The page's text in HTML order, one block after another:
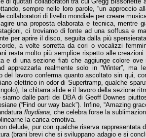
sempre nelle loro parole, “un approccio
collaboratori di livello mondiale per creare
una proposta elaborata e tecnica, mentre
ci troviamo di fonte ad una soffusa e
per aprire il disco, seguita dalla più
a volte sorretta da cori o vocalizzi
resta molto più semplice rispetto alle
e di una sezione fiati che aggiunge colore
apprezzarla realmente solo in “Winter”, ma
lavoro conferma quanto ascoltato sin qui,
elettrico in odor di Supertramp, qualche
la chitarra slide e il lavoro della sezione
dalle parti dei DBA di Geoff Downes
(“Find our way back”). Infine, “Amazing
floydiana, che celebra forse la
la carica emotiva.
delude, pur con qualche riserva rappresentata
(brani brevi che si sviluppano adagio e si